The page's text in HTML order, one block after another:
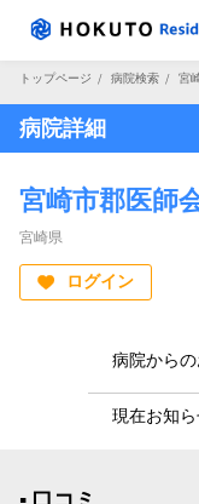
トップページ / 病院検索 / 宮
病院詳細
宮崎市郡医師
宮崎県
ログイン
病院から
現在お知ら